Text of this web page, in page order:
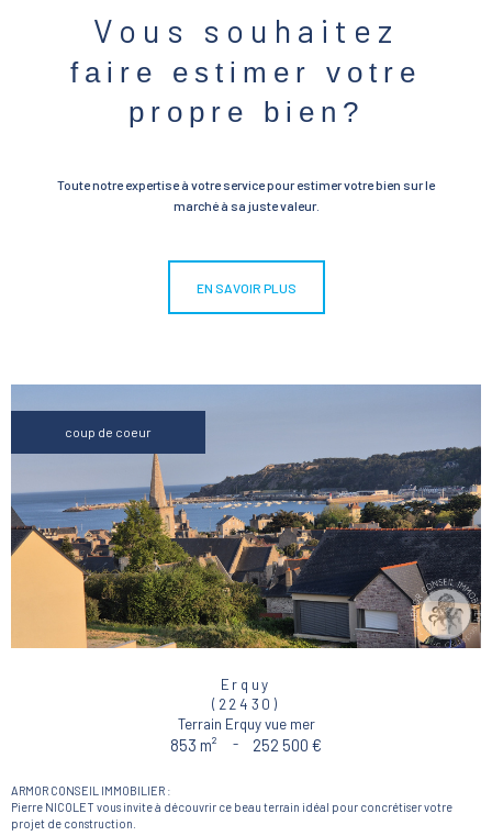
Vous souhaitez
faire estimer votre
propre bien?
Toute notre expertise à votre service pour estimer votre bien sur le
marché à sa juste valeur.
EN SAVOIR PLUS
coup de coeur
Erquy
(22430)
Terrain Erquy vue mer
853 m² - 252 500 €
ARMOR CONSEIL IMMOBILIER :
Pierre NICOLET vous invite à découvrir ce beau terrain idéal pour concrétiser votre
projet de construction.